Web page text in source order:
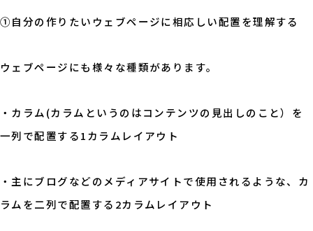
①自分の作りたいウェブページに相応しい配置を理解する
ウェブページにも様々な種類があります。
・カラム(カラムというのはコンテンツの見出しのこと）を
一列で配置する1カラムレイアウト
・主にブログなどのメディアサイトで使用されるような、カ
ラムを二列で配置する2カラムレイアウト